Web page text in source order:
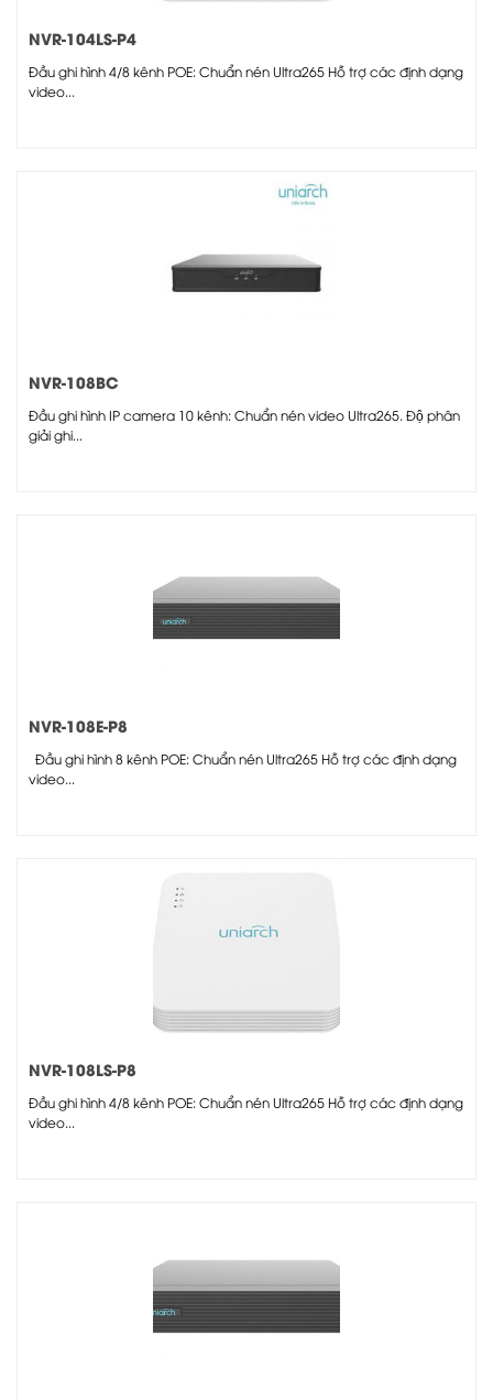
NVR-104LS-P4
Đầu ghi hình 4/8 kênh POE: Chuẩn nén Ultra265 Hỗ trợ các định dạng
video...
NVR-108BC
Đầu ghi hình IP camera 10 kênh: Chuẩn nén video Ultra265. Độ phân
giải ghi...
NVR-108E-P8
Đầu ghi hình 8 kênh POE: Chuẩn nén Ultra265 Hỗ trợ các định dạng
video...
NVR-108LS-P8
Đầu ghi hình 4/8 kênh POE: Chuẩn nén Ultra265 Hỗ trợ các định dạng
video...